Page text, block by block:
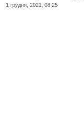
1 грудня, 2021, 08:25